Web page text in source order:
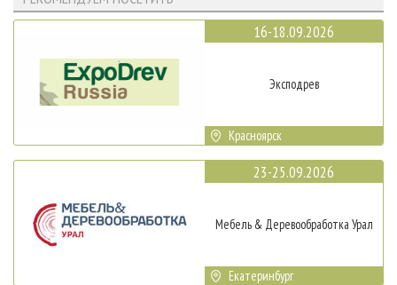
16-18.09.2026
Эксподрев
Красноярск
23-25.09.2026
Мебель & Деревообработка Урал
Екатеринбург